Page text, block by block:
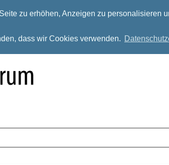
zu erhöhen, Anzeigen zu personalisieren
dass wir Cookies verwenden.